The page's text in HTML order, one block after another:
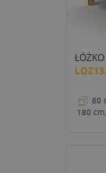
80
180